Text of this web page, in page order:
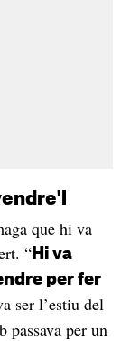
que hi va
“Hi va
per fer
ser l’estiu del
passava per un